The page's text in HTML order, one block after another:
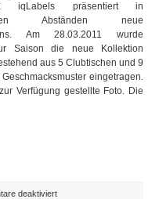
iqLabels präsentiert in
Abständen neue
Am 28.03.2011 wurde
Saison die neue Kollektion
aus 5 Clubtischen und 9
eingetragen.
Verfügung gestellte Foto. Die
deaktiviertfür